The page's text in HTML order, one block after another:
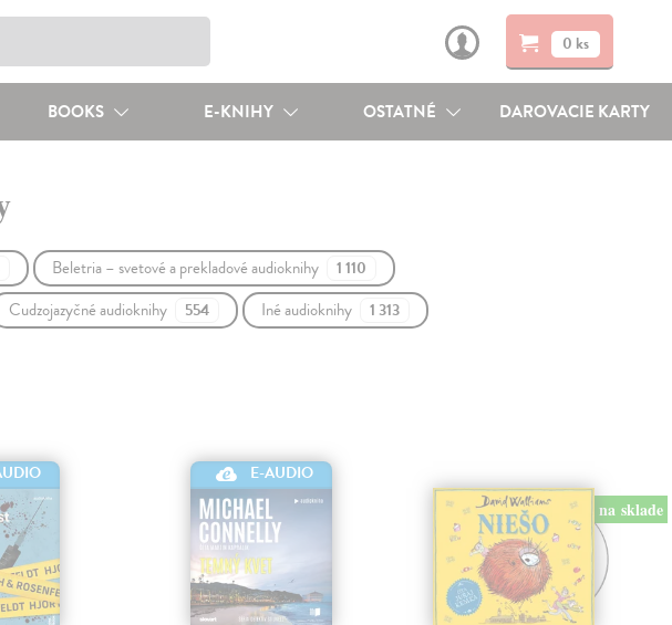
0 ks
BOOKS E-KNIHY OSTATNÉ DAROVACIE KARTY
Beletria – svetové a prekladové audioknihy 1 110
Cudzojazyčné audioknihy 554 Iné audioknihy 1 313
E-AUDIO
na sklade